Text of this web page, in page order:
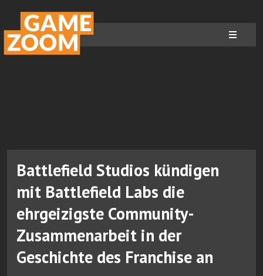
Battlefield Studios kündigen
mit Battlefield Labs die
ehrgeizigste Community-
Zusammenarbeit in der
Geschichte des Franchise an